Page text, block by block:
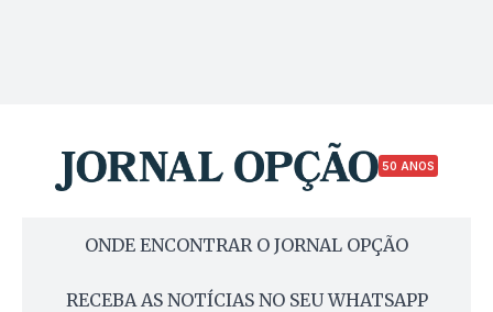
50 ANOS
ONDE ENCONTRAR O JORNAL OPÇÃO
RECEBA AS NOTÍCIAS NO SEU WHATSAPP